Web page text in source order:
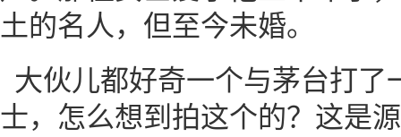
土的名人，但至今未婚。
大伙儿都好奇一个与茅台打了
士，怎么想到拍这个的？这是